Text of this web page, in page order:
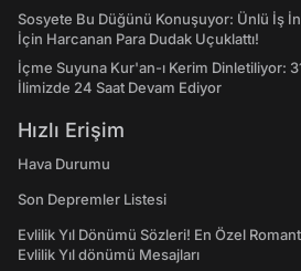
Sosyete Bu Düğünü Konuşuyor: Ünlü İş
İçin Harcanan Para Dudak Uçuklattı!
İçme Suyuna Kur'an-ı Kerim Dinletiliyor: 31
İlimizde 24 Saat Devam Ediyor
Hızlı Erişim
Hava Durumu
Son Depremler Listesi
Evlilik Yıl Dönümü Sözleri! En Özel
Evlilik Yıl dönümü Mesajları